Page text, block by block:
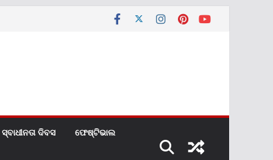
ସ୍ବାଧୀନତା ଦିବସ ଫେଷ୍ଟିଭାଲ